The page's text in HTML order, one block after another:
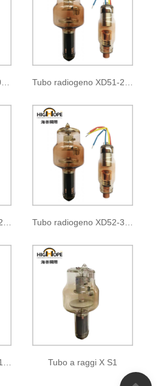
Tubo a raggi X XD7-1.05/35 Tubo radiogeno XD51-20, 40/100
Tubo a raggi X S1